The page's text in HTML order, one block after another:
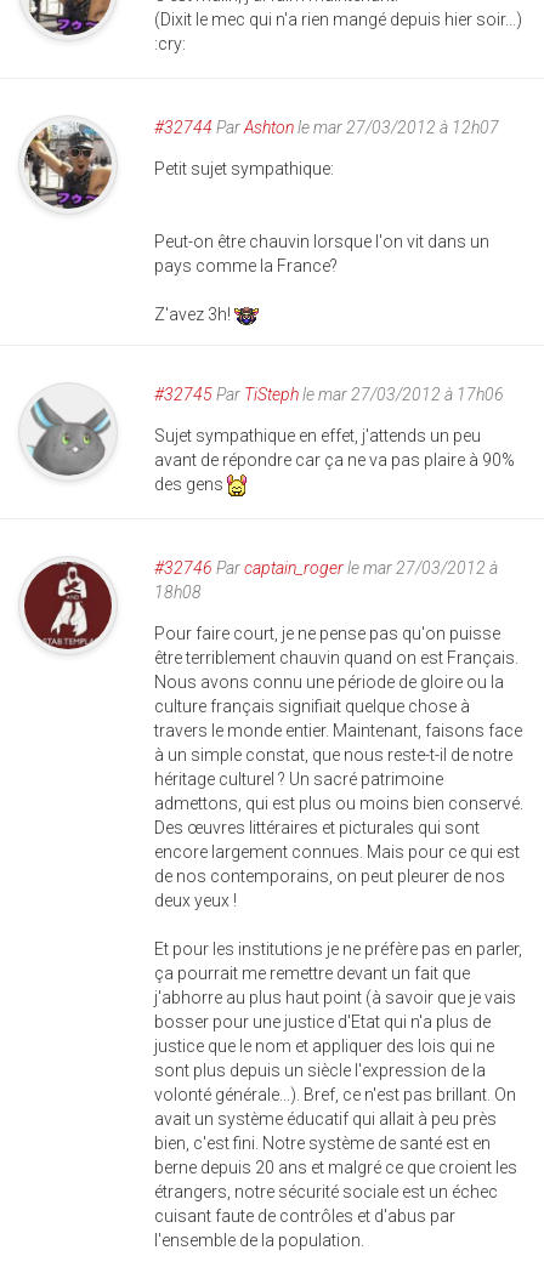
(Dixit le mec qui n'a rien mangé depuis hier soir...)
:cry:
#32744 ParAshtonle mar 27/03/2012 à 12h07
Petit sujet sympathique:
Peut-on être chauvin lorsque l'on vit dans un
pays comme la France?
Z'avez 3h!
#32745Par TiStephle mar 27/03/2012 à 17h06
Sujet sympathique en effet, j'attends un peu
avant de répondre car ça ne va pas plaire à 90%
des gens
#32746 Parcaptain_rogerle mar 27/03/2012 à
18h08
Pour faire court, je ne pense pas qu'on puisse
être terriblement chauvin quand on est Français.
Nous avons connu une période de gloire ou la
culture français signifiait quelque chose à
travers le monde entier. Maintenant, faisons face
à un simple constat, que nous reste-t-il de notre
héritage culturel ? Un sacré patrimoine
admettons, qui est plus ou moins bien conservé.
Des œuvres littéraires et picturales qui sont
encore largement connues. Mais pour ce qui est
de nos contemporains, on peut pleurer de nos
deux yeux !
Et pour les institutions je ne préfère pas en parler,
ça pourrait me remettre devant un fait que
j'abhorre au plus haut point (à savoir que je vais
bosser pour une justice d'Etat qui n'a plus de
justice que le nom et appliquer des lois qui ne
sont plus depuis un siècle l'expression de la
volonté générale...). Bref, ce n'est pas brillant. On
avait un système éducatif qui allait à peu près
bien, c'est fini. Notre système de santé est en
berne depuis 20 ans et malgré ce que croient les
étrangers, notre sécurité sociale est un échec
cuisant faute de contrôles et d'abus par
l'ensemble de la population.